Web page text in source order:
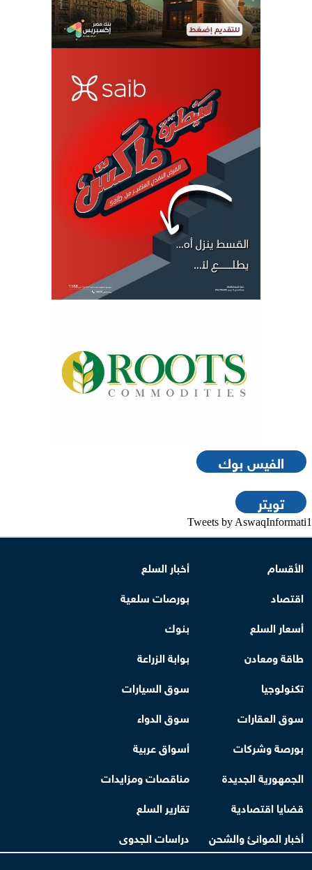
الفيس بوك
تويتر
Tweets by AswaqInformati1
الأقسام
أخبار السلع
اقتصاد
بورصات سلعية
أسعار السلع
بنوك
طاقة ومعادن
بوابة الزراعة
تكنولوجيا
سوق السيارات
سوق العقارات
سوق الدواء
بورصة وشركات
أسواق عربية
الجمهورية الجديدة
مناقصات ومزايدات
قضايا اقتصادية
تقارير السلع
أخبار الموانئ والشحن
دراسات الجدوى